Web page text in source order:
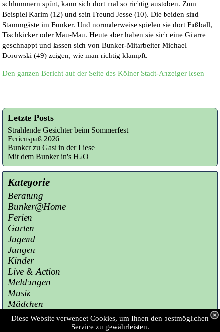
schlummern spürt, kann sich dort mal so richtig austoben. Zum
Beispiel Karim (12) und sein Freund Jesse (10). Die beiden sind
Stammgäste im Bunker. Und normalerweise spielen sie dort Fußball,
Tischkicker oder Mau-Mau. Heute aber haben sie sich eine Gitarre
geschnappt und lassen sich von Bunker-Mitarbeiter Michael
Borowski (49) zeigen, wie man richtig klampft.
Den ganzen Bericht auf der Seite des Kölner Stadt-Anzeiger lesen
Letzte Posts
Strahlende Gesichter beim Sommerfest
Ferienspaß 2026
Bunker zu Gast in der Liese
Mit dem Bunker in's H2O
Kategorie
Beratung
Bunker@Home
Ferien
Garten
Jugend
Jungen
Kinder
Live & Action
Meldungen
Musik
Mädchen
Presse
Diese Website verwendet Cookies, um Ihnen den bestmöglichen
Service zu gewährleisten.